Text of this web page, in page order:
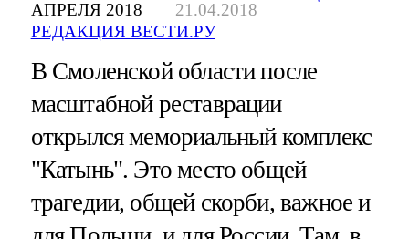
АПРЕЛЯ 2018
21.04.2018
РЕДАКЦИЯ ВЕСТИ.РУ
В Смоленской области после
масштабной реставрации
открылся мемориальный комплекс
"Катынь". Это место общей
трагедии, общей скорби, важное и